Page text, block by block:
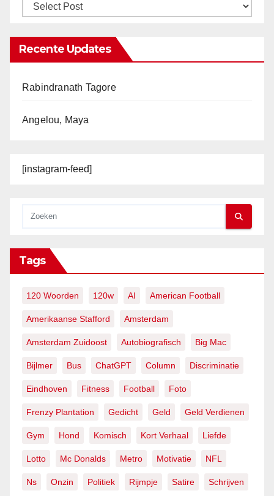
Recente Updates
Rabindranath Tagore
Angelou, Maya
[instagram-feed]
Tags
120 Woorden 120w AI American Football
Amerikaanse Stafford Amsterdam
Amsterdam Zuidoost Autobiografisch Big Mac
Bijlmer Bus ChatGPT Column Discriminatie
Eindhoven Fitness Football Foto
Frenzy Plantation Gedicht Geld Geld Verdienen
Gym Hond Komisch Kort Verhaal Liefde
Lotto Mc Donalds Metro Motivatie NFL
Ns Onzin Politiek Rijmpje Satire Schrijven